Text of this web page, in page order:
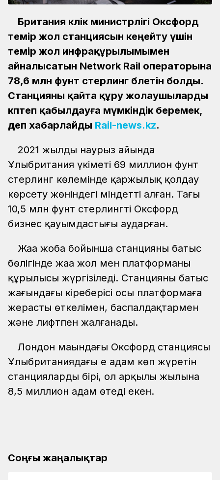
Британия көлік министрлігі Оксфорд
темір жол станциясын кеңейту үшін
темір жол инфрақұрылымымен
айналысатын Network Rail операторына
78,6 млн фунт стерлинг бөлетін болды.
Станцияны қайта құру жолаушыларды
көптеп қабылдауға мүмкіндік беремек,
деп хабарлайды Rail-news.kz.
2021 жылдың наурыз айында
Ұлыбритания үкіметі 69 миллион фунт
стерлинг көлемінде қаржылық қолдау
көрсету жөніндегі міндетті алған. Тағы
10,5 млн фунт стерлингті Оксфорд
бизнес қауымдастығы аударған.
Жаңа жоба бойынша станцияның батыс
бөлігінде жаңа жол мен платформаның
құрылысы жүргізіледі. Станцияның батыс
жағындағы кіреберісі осы платформаға
жерасты өткелімен, баспалдақтармен
және лифтпен жалғанады.
Лондон маңындағы Оксфорд станциясы
Ұлыбританиядағы ең адам көп жүретін
станциялардың бірі, ол арқылы жылына
8,5 миллион адам өтеді екен.
Соңғы жаңалықтар